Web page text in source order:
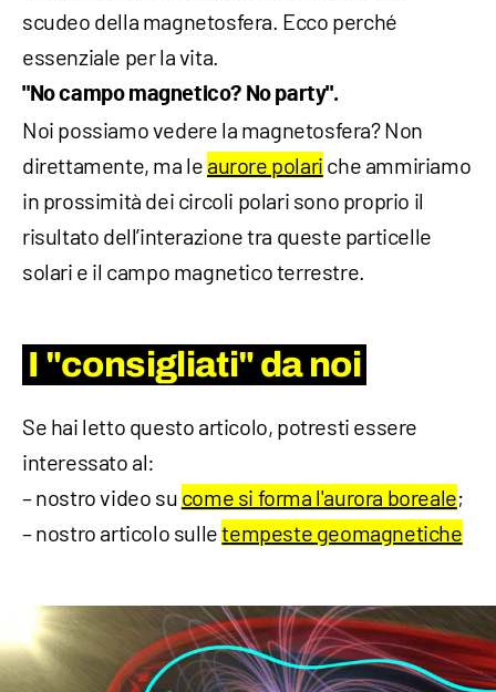
scudeo della magnetosfera. Ecco perché
essenziale per la vita.
"No campo magnetico? No party".
Noi possiamo vedere la magnetosfera? Non
direttamente, ma le aurore polari che ammiriamo
in prossimità dei circoli polari sono proprio il
risultato dell’interazione tra queste particelle
solari e il campo magnetico terrestre.
I "consigliati" da noi
Se hai letto questo articolo, potresti essere
interessato al:
– nostro video su come si forma l'aurora boreale;
– nostro articolo sulletempeste geomagnetiche